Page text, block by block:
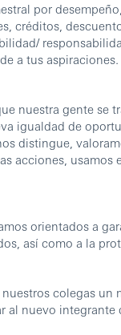
por
créditos,
a tus aspiraciones.
nuestra gente
igualdad de
distingue,
acciones,
orientados a
así como a la
nuestros colegas
al nuevo